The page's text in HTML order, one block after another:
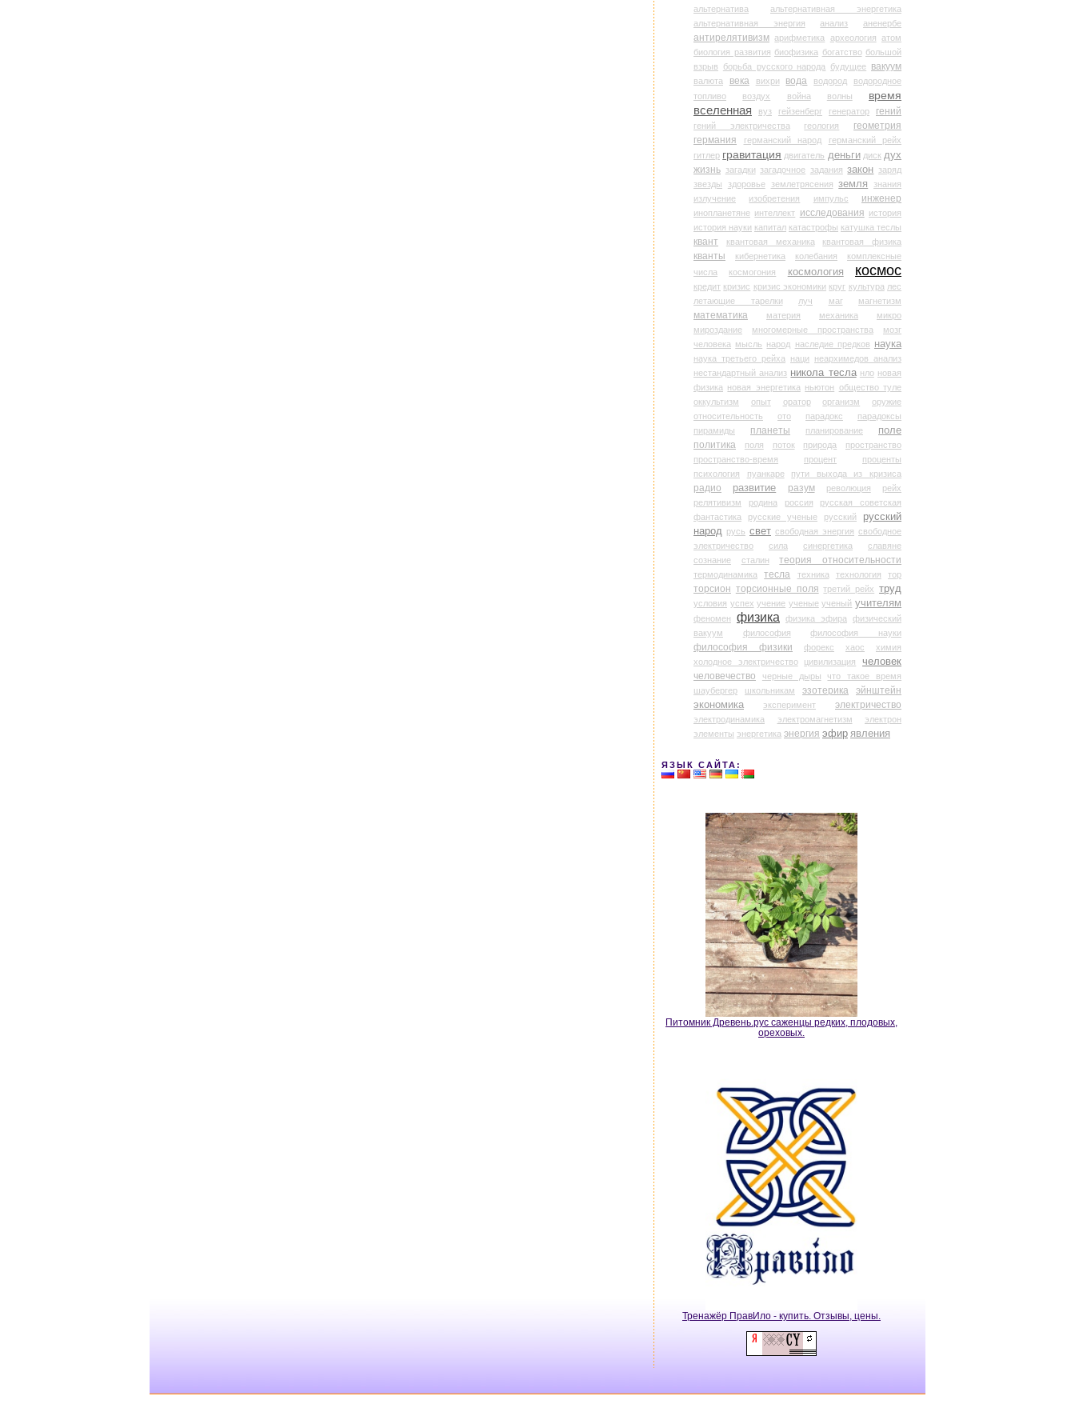
альтернатива
альтернативная энергетика
альтернативная энергия
анализ аненербе
антирелятивизм арифметика археология атом
биология развития биофизика богатство большой
взрыв
борьба русского народа будущее вакуум
валюта века вихри вода водород
водородное
топливо
воздух война волны
время
вселенная
вуз гейзенберг генератор гений
гений электричества геология
геометрия
германия
германский народ
германский рейх
гитлер гравитация двигатель деньги диск дух
жизнь загадки загадочное задания закон заряд
звезды
здоровье землетрясения земля
знания
излучение
изобретения импульс инженер
инопланетяне интеллект исследования история
история науки капитал катастрофы катушка теслы
квант квантовая механика квантовая физика
кванты кибернетика колебания
комплексные
числа
космогония космология космос
кредит кризис кризис экономики круг культура лес
летающие тарелки
луч маг магнетизм
математика материя механика
микро
мироздание
многомерные пространства
мозг
человека мысль народ наследие предков наука
наука третьего рейха наци
неархимедов анализ
нестандартный анализ никола тесла нло новая
физика новая энергетика ньютон общество туле
оккультизм
опыт оратор организм
оружие
относительность
ото парадокс
парадоксы
пирамиды
планеты планирование
поле
политика
поля поток природа
пространство
пространство-время
процент
проценты
психология
пуанкаре пути выхода из кризиса
радио развитие разум революция
рейх
релятивизм
родина россия
русская советская
фантастика
русские ученые русский
русский
народ русь свет свободная энергия свободное
электричество
сила синергетика
славяне
сознание
сталин теория относительности
термодинамика тесла техника технология тор
торсион торсионные поля третий рейх труд
условия успех учение ученые ученый учителям
феномен физика физика эфира
физический
вакуум
философия философия науки
философия физики форекс хаос
химия
холодное электричество
цивилизация человек
человечество черные дыры
что такое время
шаубергер
школьникам эзотерика
эйнштейн
экономика
эксперимент электричество
электродинамика электромагнетизм
электрон
элементы энергетика энергия эфир явления
ЯЗЫК САЙТА:
Питомник Древень.рус саженцы редких, плодовых,
ореховых.
Тренажёр ПравИло - купить. Отзывы, цены.